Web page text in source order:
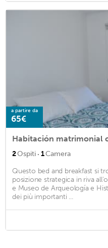
a partire da
65€
2Ospiti · 1Camera
Questo bed and breakfast si
posizione strategica in riva
e Museo de Arqueología e
dei più importanti ...